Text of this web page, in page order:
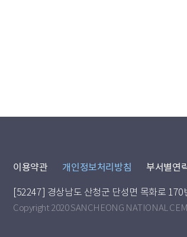
이용약관 개인정보처리방침 부서별연
[52247] 경상남도 산청군 단성면 목화로
Copyright 2020 SANCHEONG NATIONAL